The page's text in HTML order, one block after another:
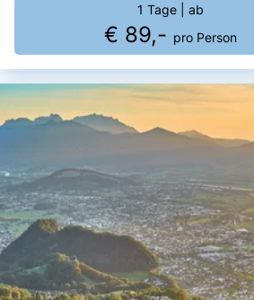
1 Tage | ab
€ 89,- pro Person